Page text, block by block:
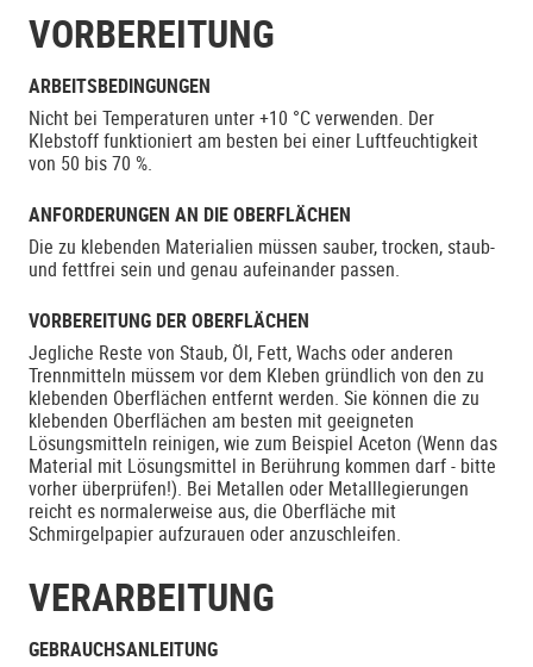
VORBEREITUNG
ARBEITSBEDINGUNGEN
Nicht bei Temperaturen unter +10 °C verwenden. Der
Klebstoff funktioniert am besten bei einer Luftfeuchtigkeit
von 50 bis 70 %.
ANFORDERUNGEN AN DIE OBERFLÄCHEN
Die zu klebenden Materialien müssen sauber, trocken, staub-
und fettfrei sein und genau aufeinander passen.
VORBEREITUNG DER OBERFLÄCHEN
Jegliche Reste von Staub, Öl, Fett, Wachs oder anderen
Trennmitteln müssem vor dem Kleben gründlich von den zu
klebenden Oberflächen entfernt werden. Sie können die zu
klebenden Oberflächen am besten mit geeigneten
Lösungsmitteln reinigen, wie zum Beispiel Aceton (Wenn das
Material mit Lösungsmittel in Berührung kommen darf - bitte
vorher überprüfen!). Bei Metallen oder Metalllegierungen
reicht es normalerweise aus, die Oberfläche mit
Schmirgelpapier aufzurauen oder anzuschleifen.
VERARBEITUNG
GEBRAUCHSANLEITUNG